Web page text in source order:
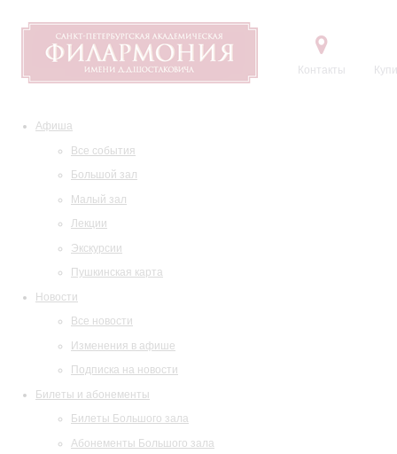
Контакты
Афиша
Все события
Большой зал
Малый зал
Лекции
Экскурсии
Пушкинская карта
Новости
Все новости
Изменения в афише
Подписка на новости
Билеты и абонементы
Билеты Большого зала
Абонементы Большого зала